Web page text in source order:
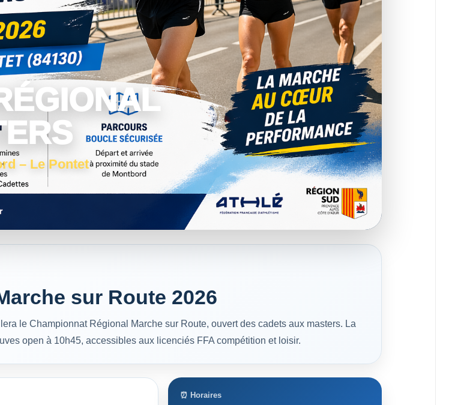
– Le Pontet
sur Route 2026
le Championnat Régional Marche sur Route, ouvert des cadets aux masters. La
open à 10h45, accessibles aux licenciés FFA compétition et loisir.
⏰ Horaires